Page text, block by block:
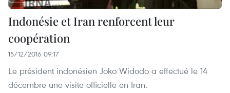
Indonésie et Iran renforcent leur
coopération
15/12/2016 09:17
Le président indonésien Joko Widodo a effectué le 14
décembre une visite officielle en Iran.